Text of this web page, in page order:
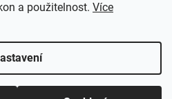
a použitelnost. Více